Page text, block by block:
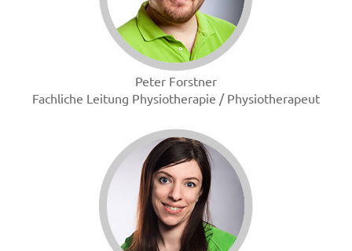
Peter Forstner
Fachliche Leitung Physiotherapie / Physiotherapeut